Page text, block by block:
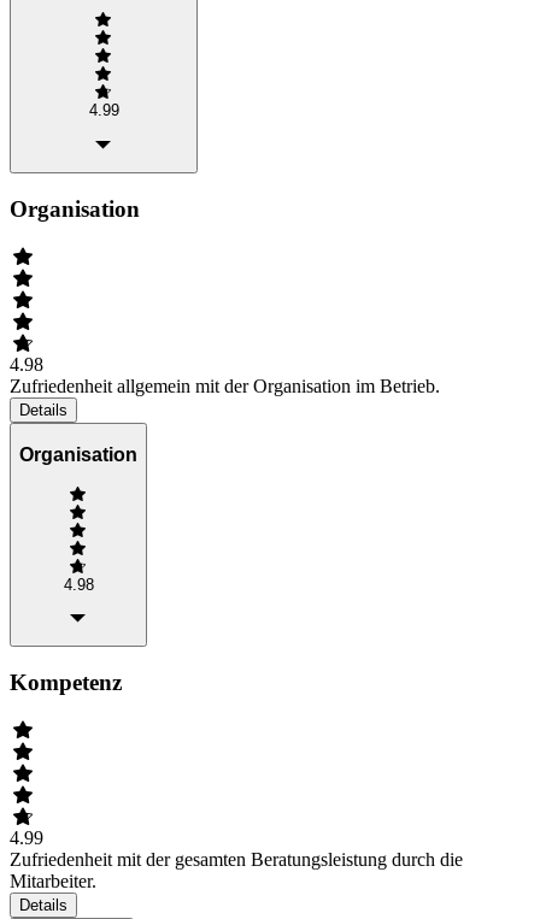
4.99
Organisation
4.98
Zufriedenheit allgemein mit der Organisation im Betrieb.
Details
Organisation
4.98
Kompetenz
4.99
Zufriedenheit mit der gesamten Beratungsleistung durch die
Mitarbeiter.
Details